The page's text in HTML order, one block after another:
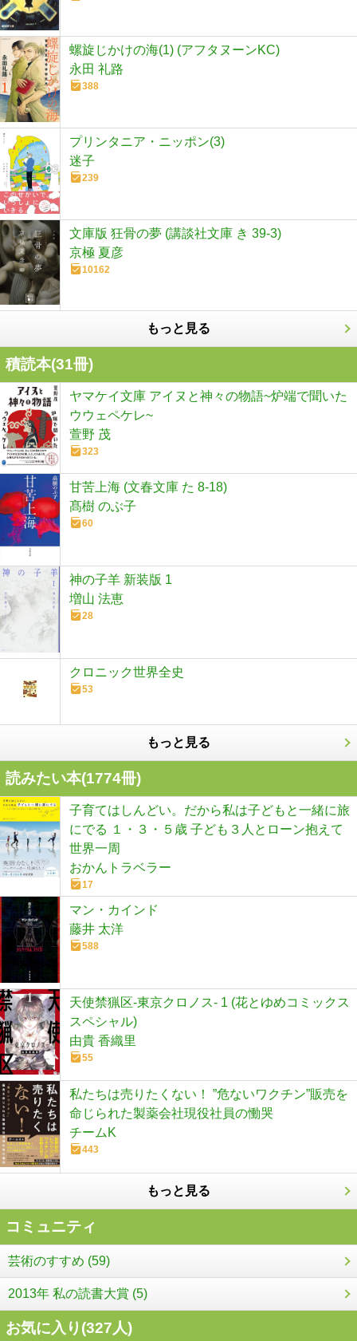
螺旋じかけの海(1) (アフタヌーンKC)
永田 礼路
388
プリンタニア・ニッポン(3)
迷子
239
文庫版 狂骨の夢 (講談社文庫 き 39-3)
京極 夏彦
10162
もっと見る
積読本(31冊)
ヤマケイ文庫 アイヌと神々の物語~炉端で聞いた
ウウェペケレ~
萱野 茂
323
甘苦上海 (文春文庫 た 8-18)
髙樹 のぶ子
60
神の子羊 新装版 1
増山 法恵
28
クロニック世界全史
53
もっと見る
読みたい本(1774冊)
子育てはしんどい。だから私は子どもと一緒に旅
にでる １・３・５歳 子ども３人とローン抱えて
世界一周
おかんトラベラー
17
マン・カインド
藤井 太洋
588
天使禁猟区-東京クロノス- 1 (花とゆめコミックス
スペシャル)
由貴 香織里
55
私たちは売りたくない！ ”危ないワクチン”販売を
命じられた製薬会社現役社員の慟哭
チームK
443
もっと見る
コミュニティ
芸術のすすめ (59)
2013年 私の読書大賞 (5)
お気に入り(327人)